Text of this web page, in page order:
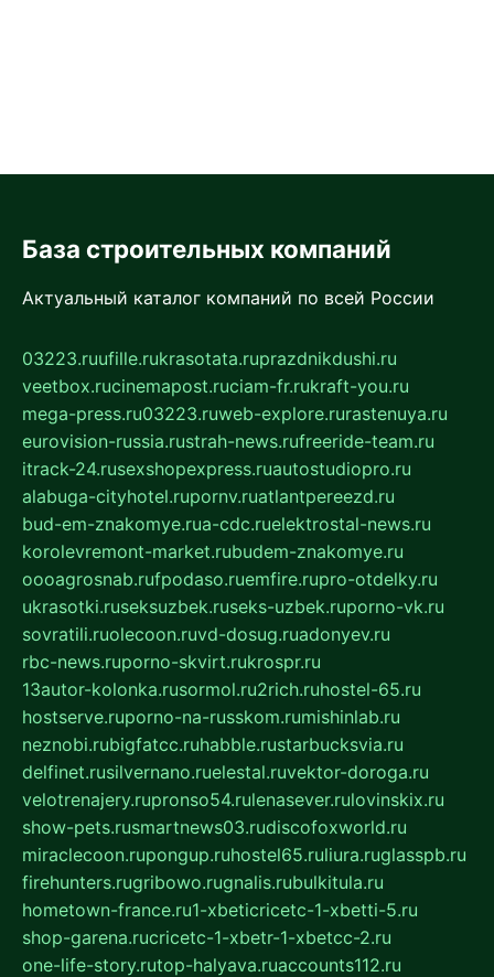
База строительных компаний
Актуальный каталог компаний по всей России
03223.ruufille.rukrasotata.ruprazdnikdushi.ru
veetbox.rucinemapost.ruciam-fr.rukraft-you.ru
mega-press.ru03223.ruweb-explore.rurastenuya.ru
eurovision-russia.rustrah-news.rufreeride-team.ru
itrack-24.rusexshopexpress.ruautostudiopro.ru
alabuga-cityhotel.rupornv.ruatlantpereezd.ru
bud-em-znakomye.rua-cdc.ruelektrostal-news.ru
korolevremont-market.rubudem-znakomye.ru
oooagrosnab.rufpodaso.ruemfire.rupro-otdelky.ru
ukrasotki.ruseksuzbek.ruseks-uzbek.ruporno-vk.ru
sovratili.ruolecoon.ruvd-dosug.ruadonyev.ru
rbc-news.ruporno-skvirt.rukrospr.ru
13autor-kolonka.rusormol.ru2rich.ruhostel-65.ru
hostserve.ruporno-na-russkom.rumishinlab.ru
neznobi.rubigfatcc.ruhabble.rustarbucksvia.ru
delfinet.rusilvernano.ruelestal.ruvektor-doroga.ru
velotrenajery.rupronso54.rulenasever.rulovinskix.ru
show-pets.rusmartnews03.rudiscofoxworld.ru
miraclecoon.rupongup.ruhostel65.ruliura.ruglasspb.ru
firehunters.rugribowo.rugnalis.rubulkitula.ru
hometown-france.ru1-xbeticricetc-1-xbetti-5.ru
shop-garena.rucricetc-1-xbetr-1-xbetcc-2.ru
one-life-story.rutop-halyava.ruaccounts112.ru